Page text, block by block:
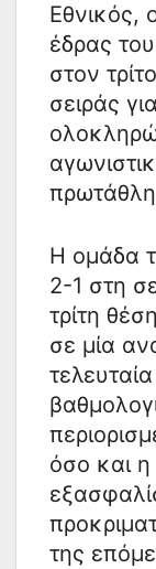
Εθνικός,
έδρας
στον
σειράς
Η ομάδα
2-1 στη
τρίτη
σε μία
όσο και
της